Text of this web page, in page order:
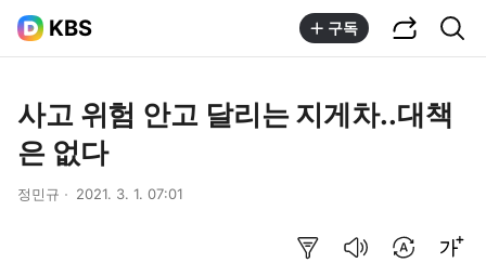
KBS 구독
사고 위험 안고 달리는 지게차..대책
은 없다
정민규 2021. 3. 1. 07:01